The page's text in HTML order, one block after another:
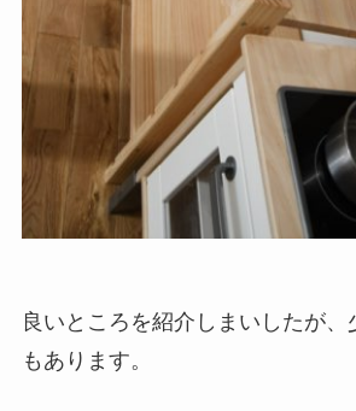
良いところを紹介しまいしたが、
もあります。